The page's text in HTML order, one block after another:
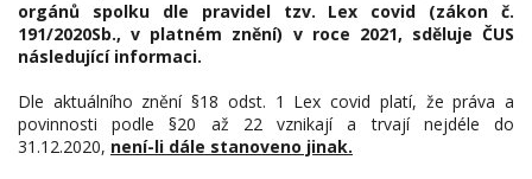
orgánů spolku dle pravidel tzv. Lex covid (zákon č.
191/2020Sb., v platném znění) v roce 2021, sděluje ČUS
následující informaci.
Dle aktuálního znění §18 odst. 1 Lex covid platí, že práva a
povinnosti podle §20 až 22 vznikají a trvají nejdéle do
31.12.2020, není-li dále stanoveno jinak.